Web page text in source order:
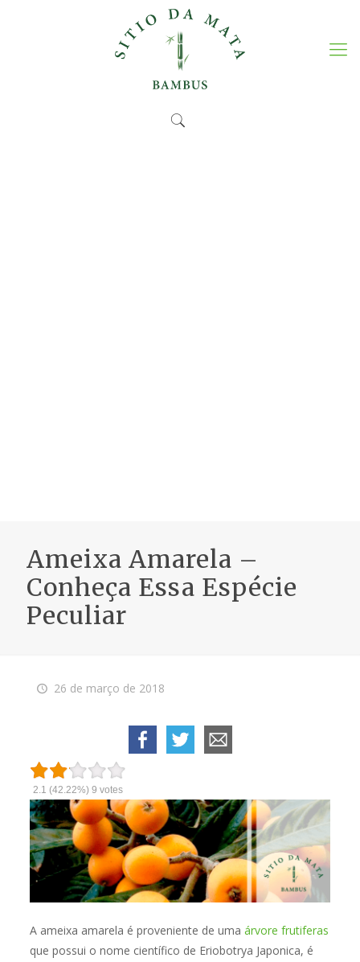
Ameixa Amarela –
Conheça Essa Espécie
Peculiar
26 de março de 2018
2.1 (42.22%) 9 votes
A ameixa amarela é proveniente de uma árvore frutiferas
que possui o nome científico de Eriobotrya Japonica, é